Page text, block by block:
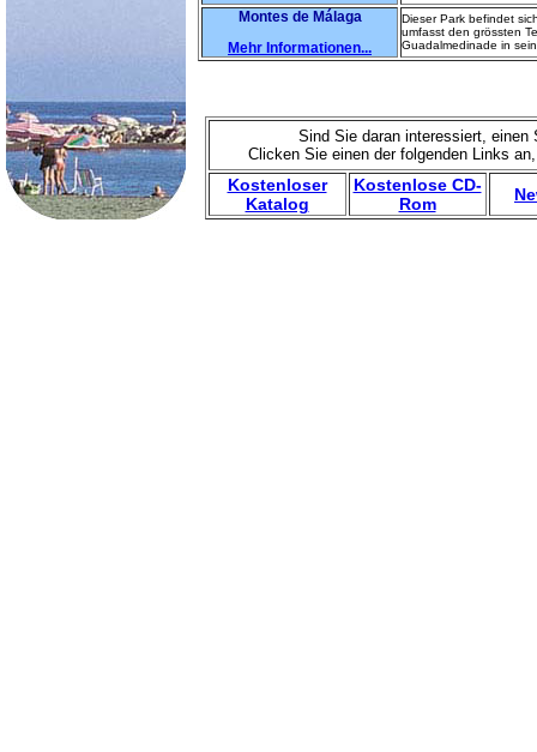
Montes de Málaga
Mehr Informationen...
Dieser Park befindet
umfasst den grössten
Guadalmedinade in
Sind Sie daran interessiert, einen
Clicken Sie einen der folgenden Links
Kostenloser
Katalog
Kostenlose CD-
Rom